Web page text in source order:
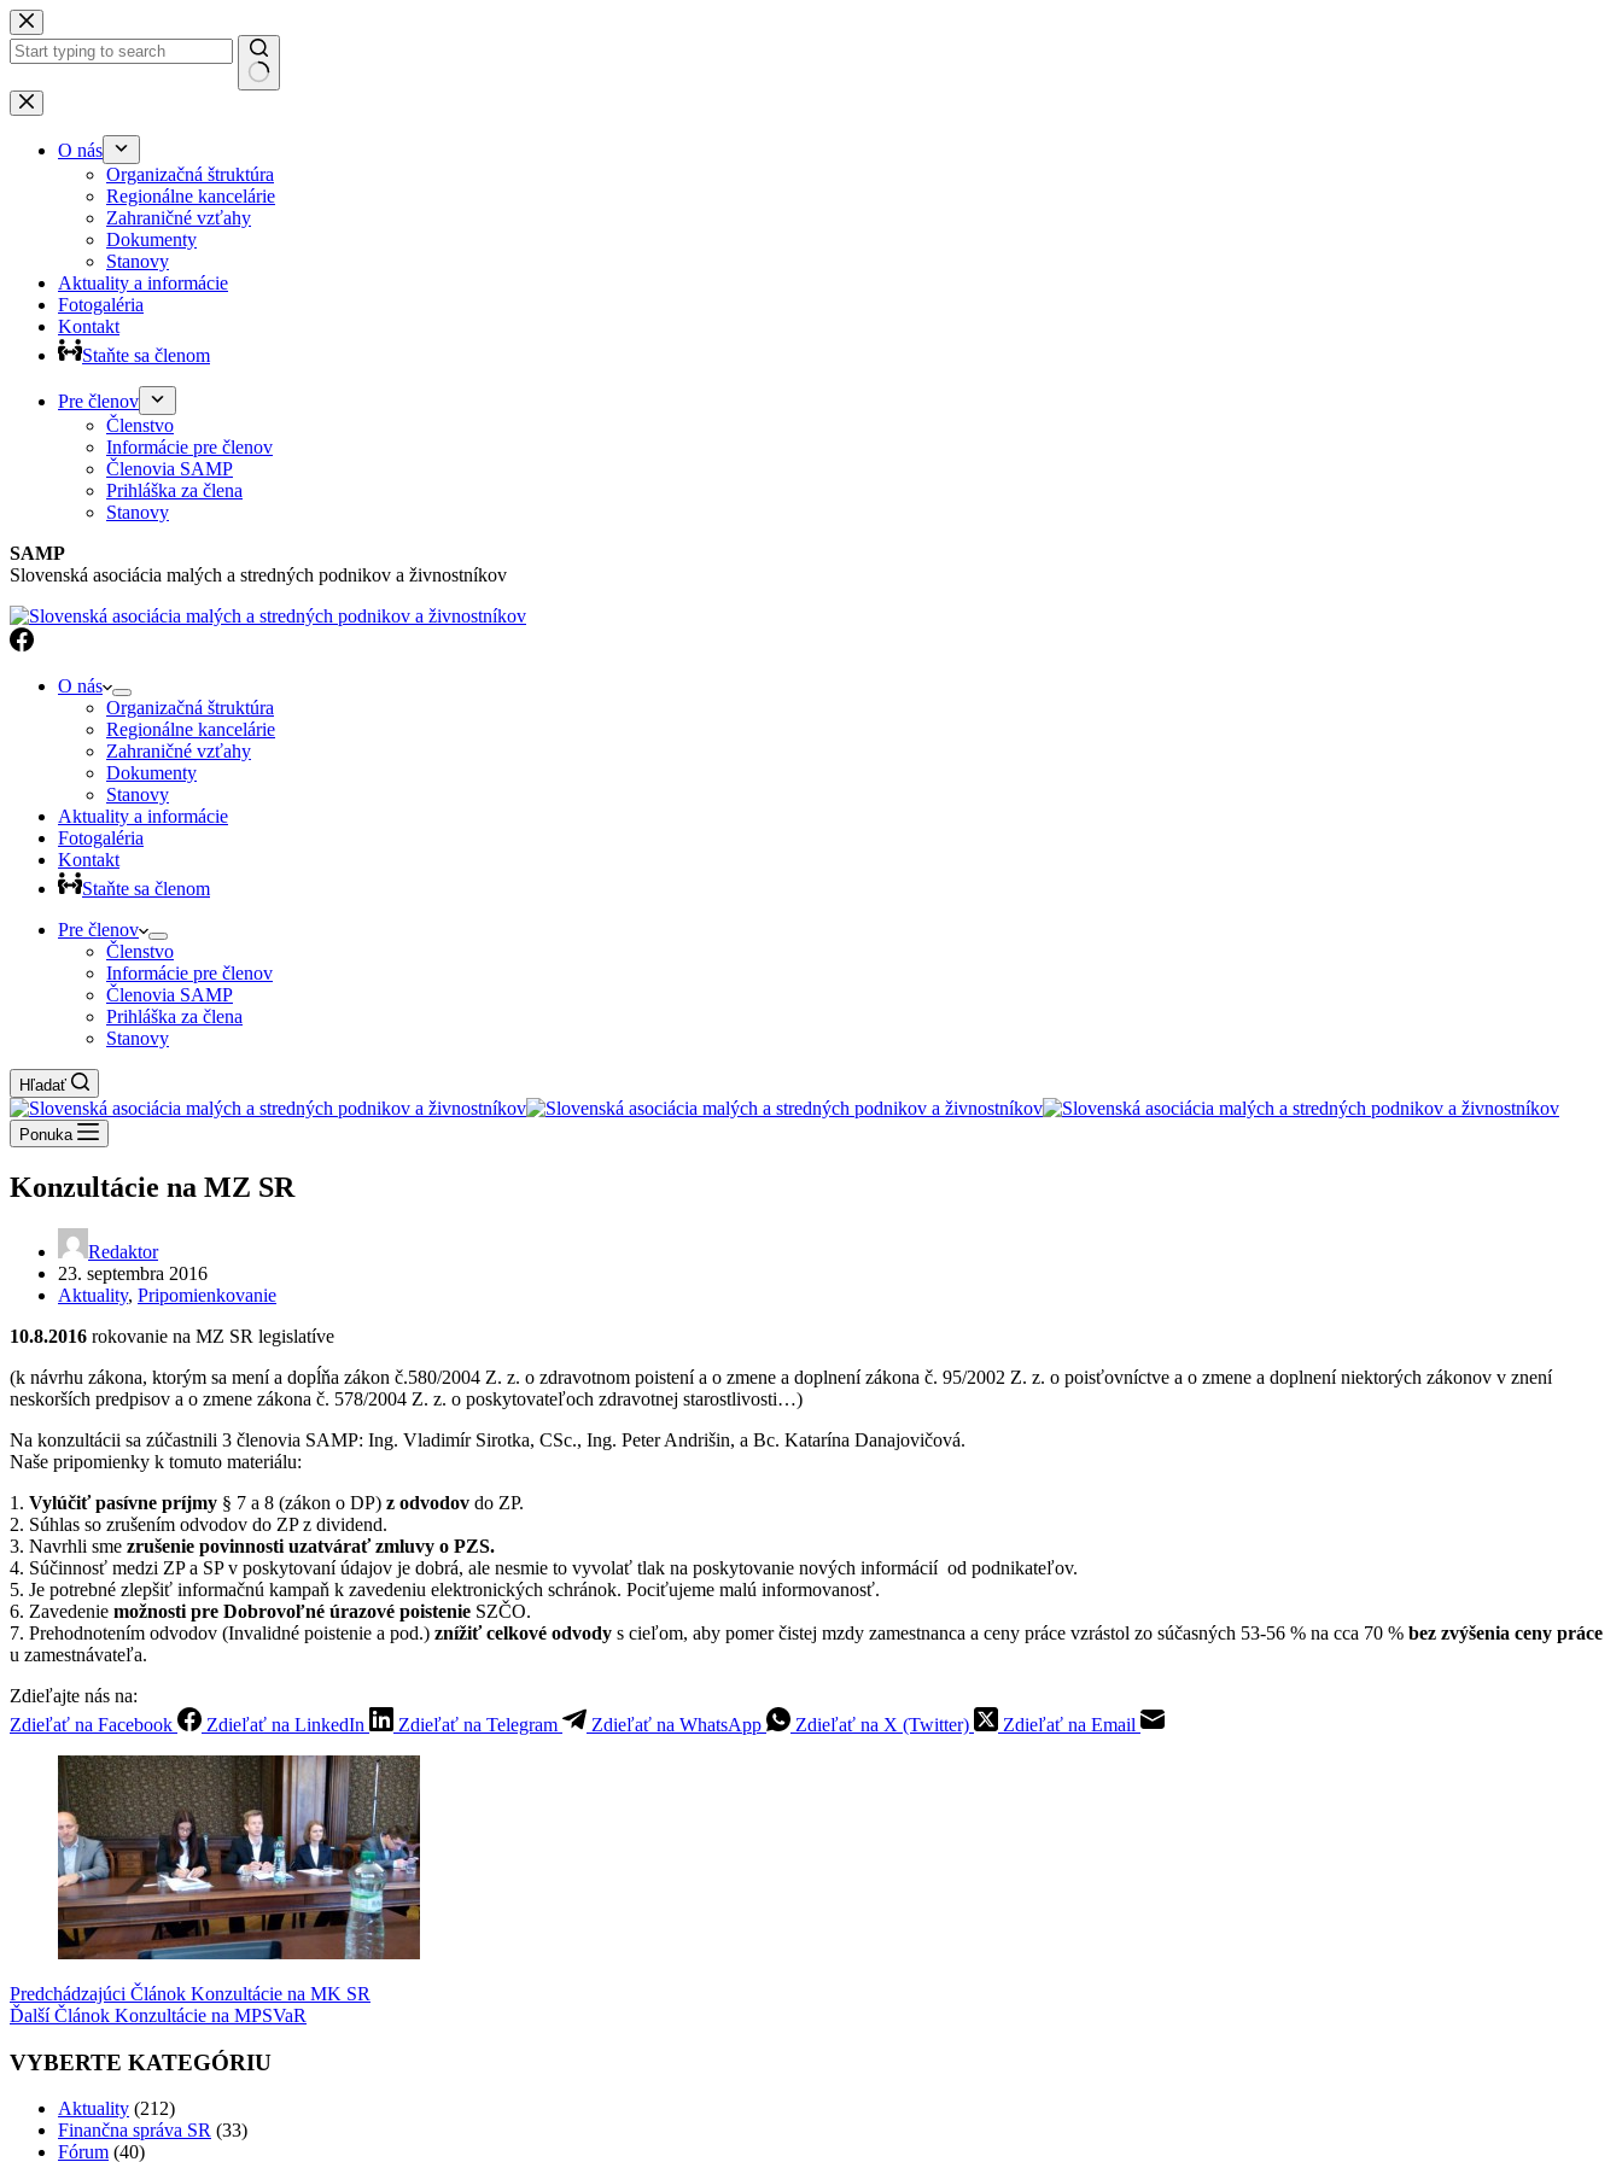
Preskočiť
na
obsah
Žiadne
výsledky
O nás
Organizačná štruktúra
Regionálne kancelárie
Zahraničné vzťahy
Dokumenty
Stanovy
Aktuality a informácie
Fotogaléria
Kontakt
Staňte sa členom
Pre členov
Členstvo
Informácie pre členov
Členovia SAMP
Prihláška za člena
Stanovy
SAMP
Slovenská asociácia malých a stredných podnikov a živnostníkov
O nás
Organizačná štruktúra
Regionálne kancelárie
Zahraničné vzťahy
Dokumenty
Stanovy
Aktuality a informácie
Fotogaléria
Kontakt
Staňte sa členom
Pre členov
Členstvo
Informácie pre členov
Členovia SAMP
Prihláška za člena
Stanovy
Hľadať
Ponuka
Konzultácie na MZ SR
Redaktor
23. septembra 2016
Aktuality, Pripomienkovanie
10.8.2016 rokovanie na MZ SR legislatíve
(k návrhu zákona, ktorým sa mení a dopĺňa zákon č.580/2004 Z. z. o zdravotnom poistení a o zmene a doplnení zákona č. 95/2002 Z. z. o poisťovníctve a o zmene a doplnení niektorých zákonov v znení
neskorších predpisov a o zmene zákona č. 578/2004 Z. z. o poskytovateľoch zdravotnej starostlivosti…)
Na konzultácii sa zúčastnili 3 členovia SAMP: Ing. Vladimír Sirotka, CSc., Ing. Peter Andrišin, a Bc. Katarína Danajovičová.
Naše pripomienky k tomuto materiálu:
1. Vylúčiť pasívne príjmy § 7 a 8 (zákon o DP) z odvodov do ZP.
2. Súhlas so zrušením odvodov do ZP z dividend.
3. Navrhli sme zrušenie povinnosti uzatvárať zmluvy o PZS.
4. Súčinnosť medzi ZP a SP v poskytovaní údajov je dobrá, ale nesmie to vyvolať tlak na poskytovanie nových informácií od podnikateľov.
5. Je potrebné zlepšiť informačnú kampaň k zavedeniu elektronických schránok. Pociťujeme malú informovanosť.
6. Zavedenie možnosti pre Dobrovoľné úrazové poistenie SZČO.
7. Prehodnotením odvodov (Invalidné poistenie a pod.) znížiť celkové odvody s cieľom, aby pomer čistej mzdy zamestnanca a ceny práce vzrástol zo súčasných 53-56 % na cca 70 % bez zvýšenia ceny práce
u zamestnávateľa.
Zdieľajte nás na:
Zdieľať na Facebook
Zdieľať na LinkedIn Zdieľať na Telegram Zdieľať na WhatsApp Zdieľať na X (Twitter) Zdieľať na Email
Predchádzajúci Článok Konzultácie na MK SR
ĎalšíČlánok Konzultácie na MPSVaR
VYBERTE KATEGÓRIU
Aktuality (212)
Finančna správa SR (33)
Fórum (40)